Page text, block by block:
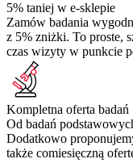
5% taniej w e-sklepie
Zamów badania
z 5% zniżki. To proste,
czas wizyty w punkcie
Kompletna oferta badań
Od badań
Dodatkowo
także comiesięczną